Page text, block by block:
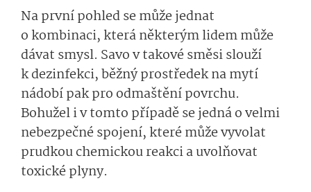
Na první pohled se může jednat
o kombinaci, která některým lidem může
dávat smysl. Savo v takové směsi slouží
k dezinfekci, běžný prostředek na mytí
nádobí pak pro odmaštění povrchu.
Bohužel i v tomto případě se jedná o velmi
nebezpečné spojení, které může vyvolat
prudkou chemickou reakci a uvolňovat
toxické plyny.